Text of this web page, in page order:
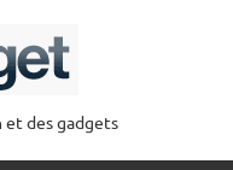
des gadgets